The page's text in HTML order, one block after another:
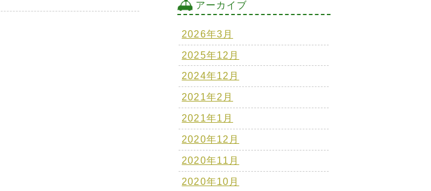
アーカイブ
2026年3月
2025年12月
2024年12月
2021年2月
2021年1月
2020年12月
2020年11月
2020年10月